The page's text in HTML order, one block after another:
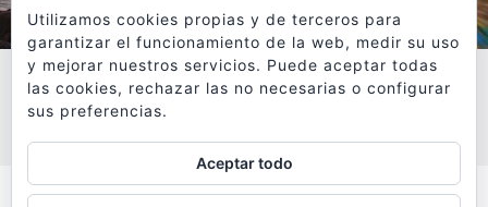
VER MÁS
Utilizamos cookies propias y de terceros para
garantizar el funcionamiento de la web, medir su uso
y mejorar nuestros servicios. Puede aceptar todas
las cookies, rechazar las no necesarias o configurar
sus preferencias.
Aceptar todo